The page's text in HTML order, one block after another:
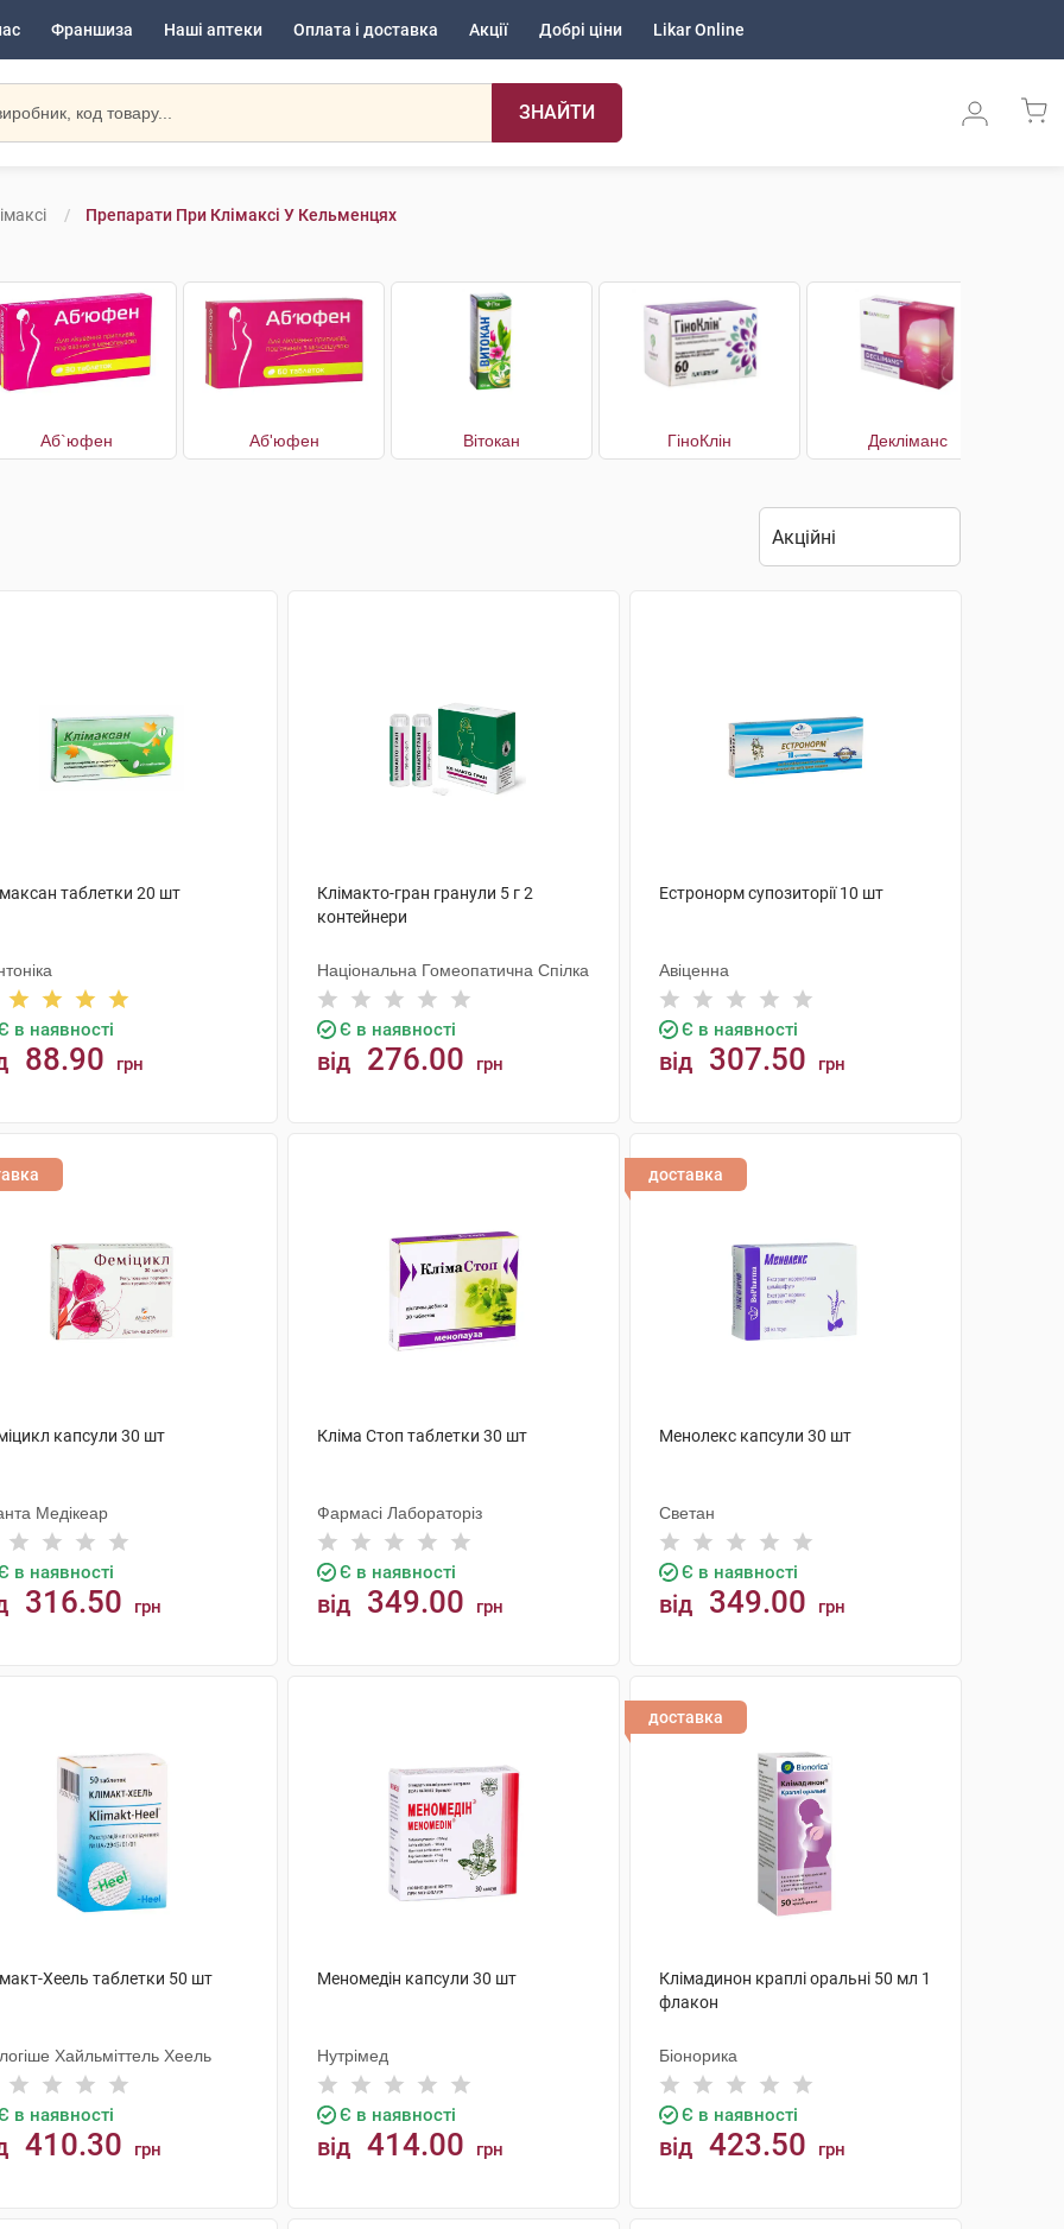
Франшиза Наші аптеки Оплата і доставка Акції Добрі ціни Likar Online
ЗНАЙТИ
Препарати При Клімаксі У Кельменцях
Аб`юфен Аб'юфен Вітокан ГіноКлін Декліманс
таблетки 20 шт
в наявності
88.90 грн
Клімакто-гран гранули 5 г 2
контейнери
Національна Гомеопатична Спілка
Є в наявності
від 276.00 грн
Естронорм супозиторії 10 шт
Авіценна
Є в наявності
від 307.50 грн
капсули 30 шт
Медікеар
в наявності
316.50 грн
Кліма Стоп таблетки 30 шт
Фармасі Лабораторіз
Є в наявності
від 349.00 грн
доставка
Менолекс капсули 30 шт
Светан
Є в наявності
від 349.00 грн
Хеель таблетки 50 шт
Хайльміттель Хеель
в наявності
410.30 грн
Меномедін капсули 30 шт
Нутрімед
Є в наявності
від 414.00 грн
доставка
Клімадинон краплі оральні 50 мл 1
флакон
Біонорика
Є в наявності
від 423.50 грн